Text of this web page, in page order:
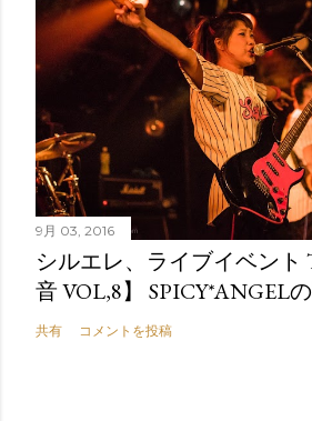
9月 03, 2016
シルエレ、ライブイベント
音 VOL,8】 SPICY*ANGEL
共有 コメントを投稿